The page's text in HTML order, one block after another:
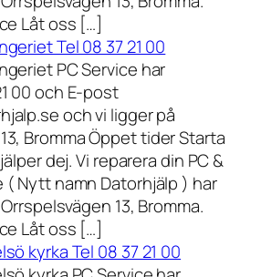
Låt oss […]
Tel 08 37 21 00
PC Service har
00 och E-post
och vi ligger på
Bromma Öppet tider Starta
dej. Vi reparera din PC &
( Nytt namn Datorhjälp ) har
13, Bromma.
Låt oss […]
kyrka Tel 08 37 21 00